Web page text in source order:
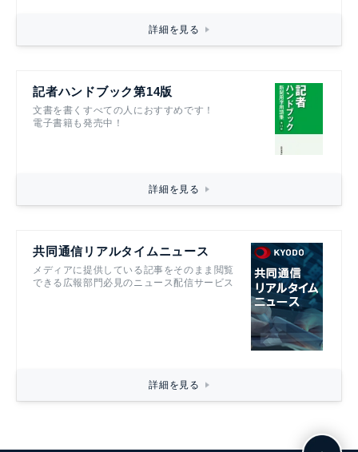
詳細を見る
記者ハンドブック第14版
文書を書くすべての人におすすめです！
電子書籍も発売中！
詳細を見る
共同通信リアルタイムニュース
メディアに提供している記事をそのまま閲覧
できる広報部門必見のニュース配信サービス
詳細を見る